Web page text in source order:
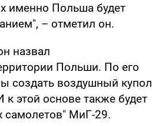
именно Польша будет
– отметил он.
назвал
Польши. По его
создать воздушный купол
этой основе также будет
самолетов" МиГ-29.